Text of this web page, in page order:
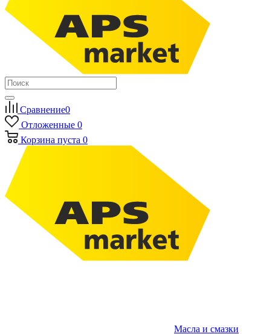
Сравнение0
Отложенные 0
Корзина пуста 0
Масла и смазки